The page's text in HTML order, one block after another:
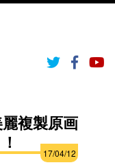
複製原画
17/04/12